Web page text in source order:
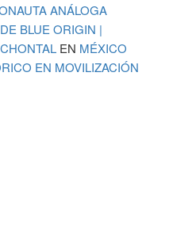
ANÁLOGA
BLUE ORIGIN |
EN MÉXICO
EN MOVILIZACIÓN